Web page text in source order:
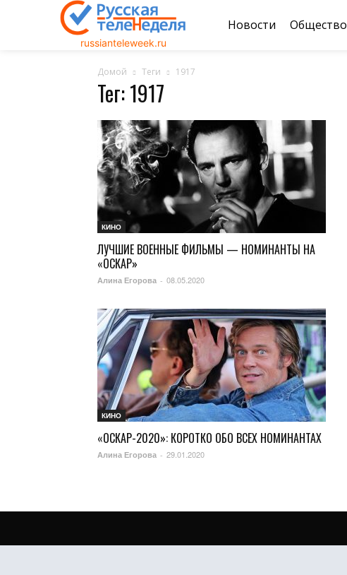
russianteleweek.ru
Новости Общество
Домой Теги 1917
Тег: 1917
КИНО
ЛУЧШИЕ ВОЕННЫЕ ФИЛЬМЫ — НОМИНАНТЫ НА
«ОСКАР»
Алина Егорова - 08.05.2020
КИНО
«ОСКАР-2020»: КОРОТКО ОБО ВСЕХ НОМИНАНТАХ
Алина Егорова - 29.01.2020